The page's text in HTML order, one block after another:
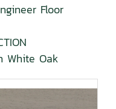
Floor
White Oak